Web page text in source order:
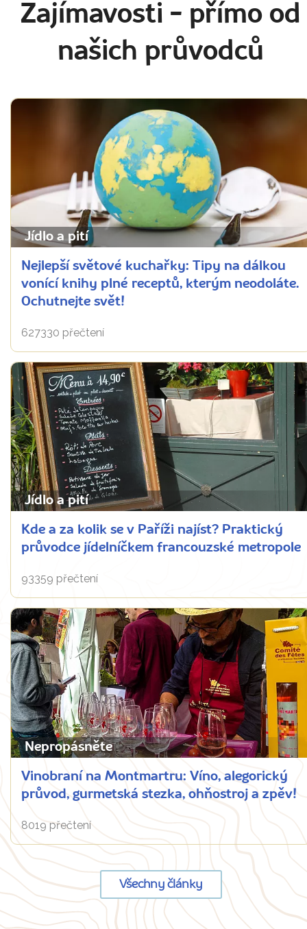
Zajímavosti - přímo od
našich průvodců
Jídlo a pití
Nejlepší světové kuchařky: Tipy na dálkou
vonící knihy plné receptů, kterým neodoláte.
Ochutnejte svět!
627330 přečtení
Jídlo a pití
Kde a za kolik se v Paříži najíst? Praktický
průvodce jídelníčkem francouzské metropole
93359 přečtení
Nepropásněte
Vinobraní na Montmartru: Víno, alegorický
průvod, gurmetská stezka, ohňostroj a zpěv!
8019 přečtení
Všechny články